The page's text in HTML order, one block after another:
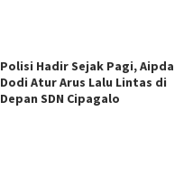
Polisi Hadir Sejak Pagi, Aipda
Dodi Atur Arus Lalu Lintas di
Depan SDN Cipagalo